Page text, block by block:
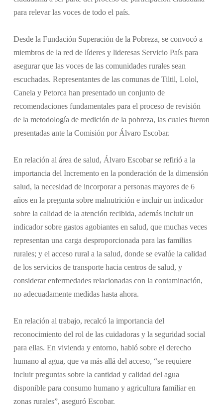
para relevar las voces de todo el país.
Desde la Fundación Superación de la Pobreza, se convocó a
miembros de la red de líderes y lideresas Servicio País para
asegurar que las voces de las comunidades rurales sean
escuchadas. Representantes de las comunas de Tiltil, Lolol,
Canela y Petorca han presentado un conjunto de
recomendaciones fundamentales para el proceso de revisión
de la metodología de medición de la pobreza, las cuales fueron
presentadas ante la Comisión por Álvaro Escobar.
En relación al área de salud, Álvaro Escobar se refirió a la
importancia del Incremento en la ponderación de la dimensión
salud, la necesidad de incorporar a personas mayores de 6
años en la pregunta sobre malnutrición e incluir un indicador
sobre la calidad de la atención recibida, además incluir un
indicador sobre gastos agobiantes en salud, que muchas veces
representan una carga desproporcionada para las familias
rurales; y el acceso rural a la salud, donde se evalúe la calidad
de los servicios de transporte hacia centros de salud, y
considerar enfermedades relacionadas con la contaminación,
no adecuadamente medidas hasta ahora.
En relación al trabajo, recalcó la importancia del
reconocimiento del rol de las cuidadoras y la seguridad social
para ellas. En vivienda y entorno, habló sobre el derecho
humano al agua, que va más allá del acceso, “se requiere
incluir preguntas sobre la cantidad y calidad del agua
disponible para consumo humano y agricultura familiar en
zonas rurales”, aseguró Escobar.